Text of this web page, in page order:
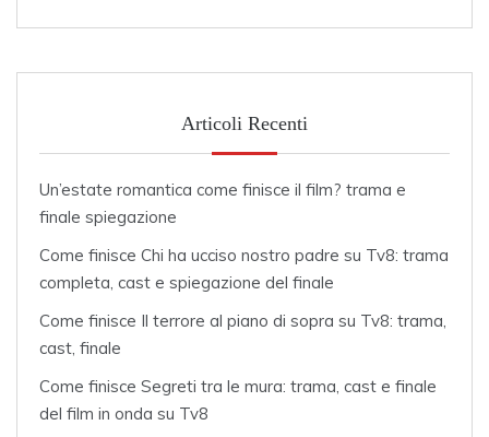
Articoli Recenti
Un’estate romantica come finisce il film? trama e
finale spiegazione
Come finisce Chi ha ucciso nostro padre su Tv8: trama
completa, cast e spiegazione del finale
Come finisce Il terrore al piano di sopra su Tv8: trama,
cast, finale
Come finisce Segreti tra le mura: trama, cast e finale
del film in onda su Tv8